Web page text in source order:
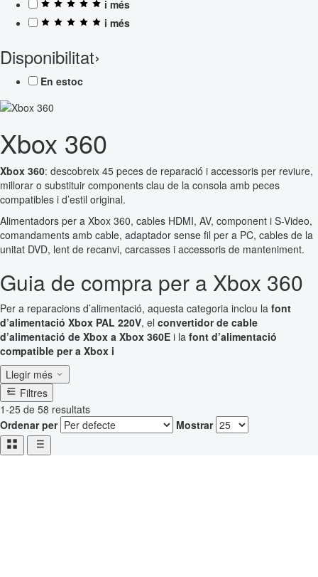
i més
i més
Disponibilitat›
En estoc
Xbox 360
Xbox 360: descobreix 45 peces de reparació i accessoris per reviure,
millorar o substituir components clau de la consola amb peces
compatibles i d’estil original.
Alimentadors per a Xbox 360, cables HDMI, AV, component i S-Video,
comandaments amb cable, adaptador sense fil per a PC, cables de la
unitat DVD, lent de recanvi, carcasses i accessoris de manteniment.
Guia de compra per a Xbox 360
Per a reparacions d’alimentació, aquesta categoria inclou la font
d’alimentació Xbox PAL 220V, el convertidor de cable
d’alimentació de Xbox a Xbox 360E i la font d’alimentació
compatible per a Xbox i
Llegir més
Filtres
1-25 de 58 resultats
Ordenar per
Mostrar